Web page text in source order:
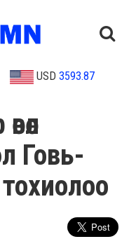
USD 3593.87
Говь-